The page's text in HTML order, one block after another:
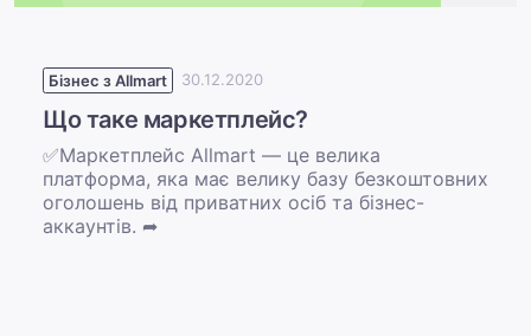
Бізнес з Allmart 30.12.2020
Що таке маркетплейс?
✅Маркетплейс Allmart — це велика
платформа, яка має велику базу безкоштовних
оголошень від приватних осіб та бізнес-
аккаунтів. ➦